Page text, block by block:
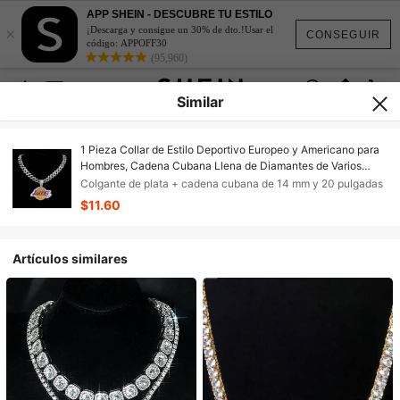
CONSEGUIR
×
APP SHEIN - DESCUBRE TU ESTILO
¡Descarga y consigue un 30% de dto.!Usar el
código: APPOFF30
(95,960)
Similar
1 Pieza Collar de Estilo Deportivo Europeo y Americano para
Hombres, Cadena Cubana Llena de Diamantes de Varios
Niveles, Accesorio con Tema de Lakers Incrustado de
Diamantes de Aleación de Moda
Colgante de plata + cadena cubana de 14 mm y 20 pulgadas
$11.60
Artículos similares